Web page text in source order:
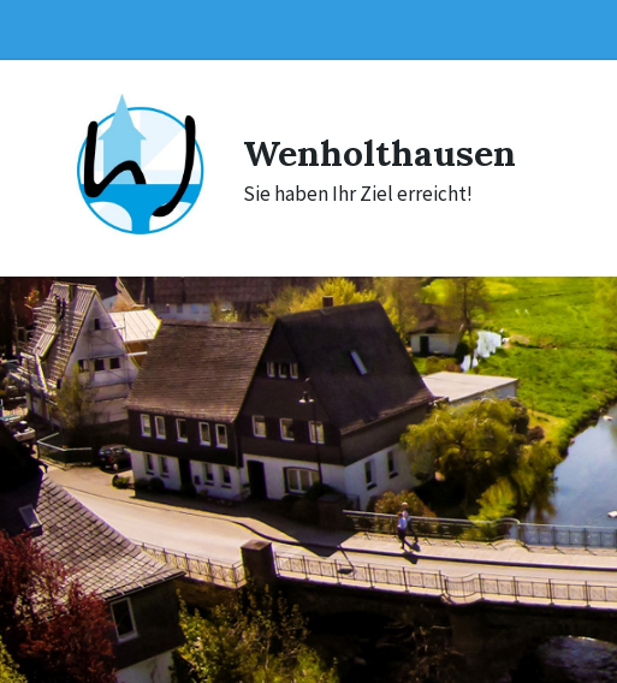
content
main
footer
Wenholthausen
Sie haben Ihr Ziel erreicht!